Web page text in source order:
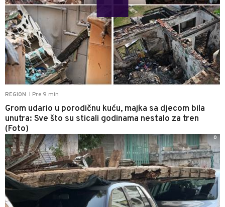
REGION Pre 9 min
Grom udario u porodičnu kuću, majka sa djecom bila
unutra: Sve što su sticali godinama nestalo za tren
(Foto)
0